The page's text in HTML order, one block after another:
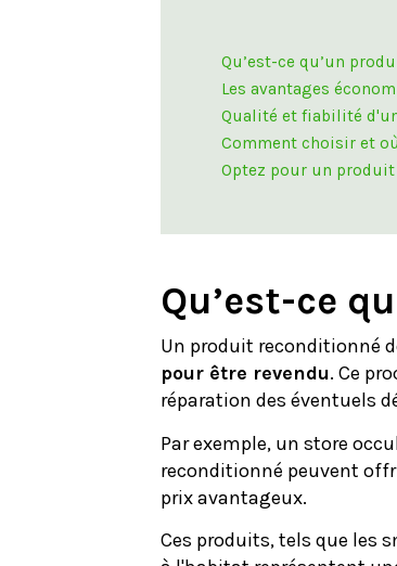
Qu’est-ce qu’un
Les avantages
Qualité et fiabilité
Comment choisir et
Optez pour un
Qu’est-ce
Un produit reconditionné
pour être revendu. Ce
réparation des éventuels
Par exemple, un store
reconditionné peuvent
prix avantageux.
Ces produits, tels que les